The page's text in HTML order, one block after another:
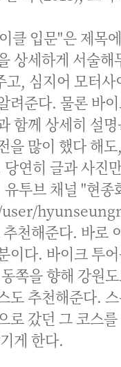
클 입문"은 제목
상세하게 서술
고, 심지어 모터
려준다. 물론 바
함께 상세히 설
을 많이 했다 해
연히 글과 사진
투브 채널 "현
천해준다. 바로
이다. 바이크 투
쪽을 향해 강원
도 추천해준다.
로 갔던 그 코스
게 한다.